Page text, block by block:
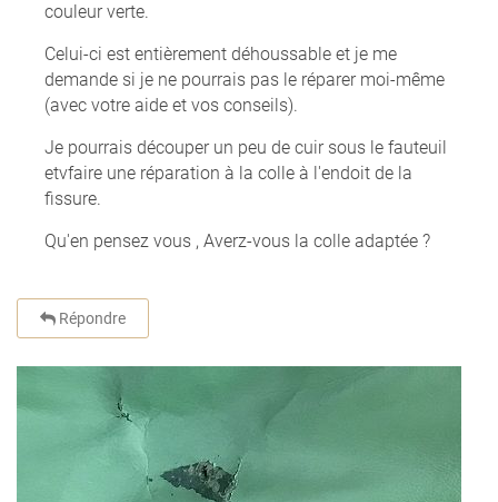
couleur verte.
Celui-ci est entièrement déhoussable et je me
demande si je ne pourrais pas le réparer moi-même
(avec votre aide et vos conseils).
Je pourrais découper un peu de cuir sous le fauteuil
etvfaire une réparation à la colle à l'endoit de la
fissure.
Qu'en pensez vous , Averz-vous la colle adaptée ?
Répondre